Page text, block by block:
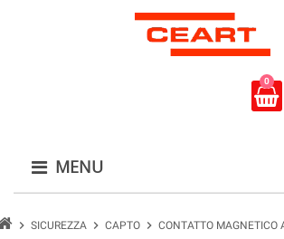
0
MENU
chevron_right SICUREZZA chevron_right CAPTO chevron_right CONTATTO MAGNETICO